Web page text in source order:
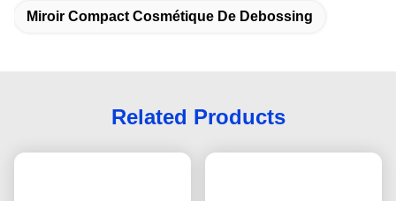
Miroir Compact Cosmétique De Debossing
Related Products